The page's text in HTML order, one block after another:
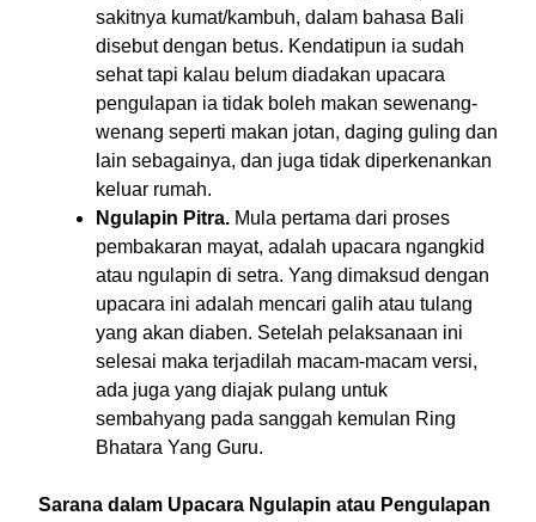
sakitnya kumat/kambuh, dalam bahasa Bali
disebut dengan betus. Kendatipun ia sudah
sehat tapi kalau belum diadakan upacara
pengulapan ia tidak boleh makan sewenang-
wenang seperti makan jotan, daging guling dan
lain sebagainya, dan juga tidak diperkenankan
keluar rumah.
Ngulapin Pitra. Mula pertama dari proses
pembakaran mayat, adalah upacara ngangkid
atau ngulapin di setra. Yang dimaksud dengan
upacara ini adalah mencari galih atau tulang
yang akan diaben. Setelah pelaksanaan ini
selesai maka terjadilah macam-macam versi,
ada juga yang diajak pulang untuk
sembahyang pada sanggah kemulan Ring
Bhatara Yang Guru.
Sarana dalam Upacara Ngulapin atau Pengulapan